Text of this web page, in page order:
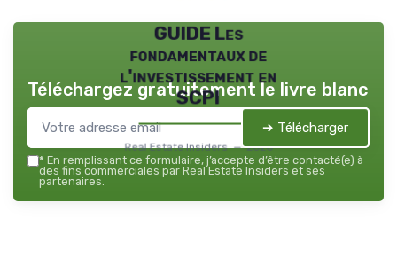
GUIDE Les
fondamentaux de
l'investissement en
SCPI
Real Estate Insiders — 2026
Téléchargez gratuitement le livre blanc
➔ Télécharger
* En remplissant ce formulaire, j’accepte d’être contacté(e) à
des fins commerciales par Real Estate Insiders et ses
partenaires.